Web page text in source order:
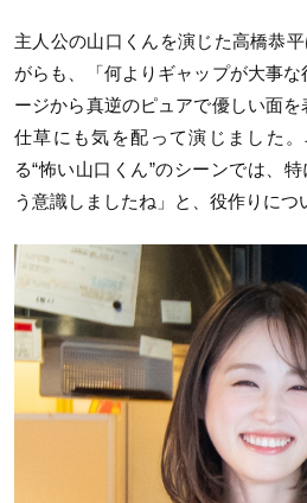
主人公の山口くんを演じた高橋恭
がらも、「何よりギャップが大事
ージから真逆のピュアで優しい面
仕草にも気を配って演じました
る“怖い山口くん”のシーンでは、
う意識しましたね」と、役作りにつ